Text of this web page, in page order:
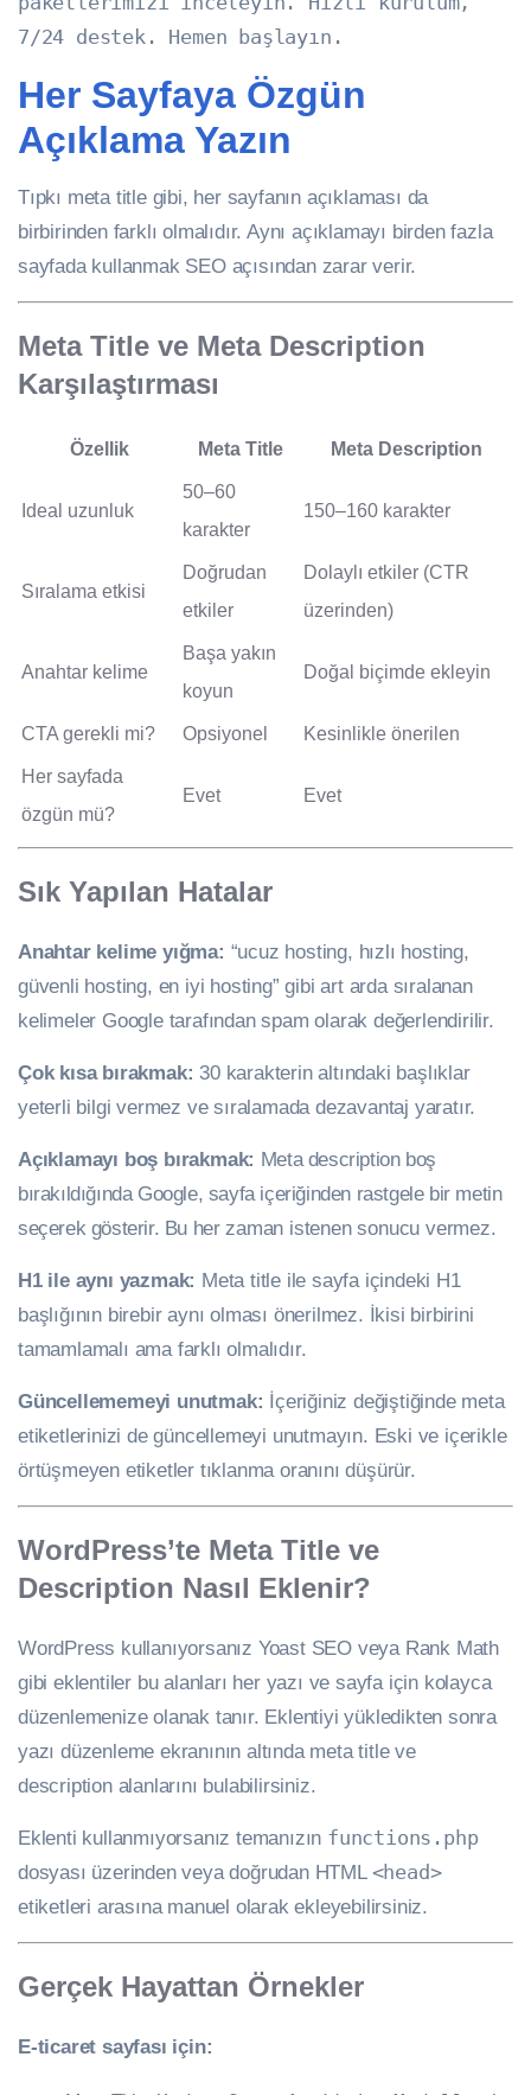
7/24 destek. Hemen başlayın.
Her Sayfaya Özgün
Açıklama Yazın
Tıpkı meta title gibi, her sayfanın açıklaması da
birbirinden farklı olmalıdır. Aynı açıklamayı birden fazla
sayfada kullanmak SEO açısından zarar verir.
Meta Title ve Meta Description
Karşılaştırması
Özellik Meta Title Meta Description
Ideal uzunluk
50–60
karakter
150–160 karakter
Sıralama etkisi
Doğrudan
etkiler
Dolaylı etkiler (CTR
üzerinden)
Anahtar kelime
Başa yakın
koyun
Doğal biçimde ekleyin
CTA gerekli mi? Opsiyonel Kesinlikle önerilen
Her sayfada
özgün mü?
Evet Evet
Sık Yapılan Hatalar
Anahtar kelime yığma: “ucuz hosting, hızlı hosting,
güvenli hosting, en iyi hosting” gibi art arda sıralanan
kelimeler Google tarafından spam olarak değerlendirilir.
Çok kısa bırakmak: 30 karakterin altındaki başlıklar
yeterli bilgi vermez ve sıralamada dezavantaj yaratır.
Açıklamayı boş bırakmak: Meta description boş
bırakıldığında Google, sayfa içeriğinden rastgele bir metin
seçerek gösterir. Bu her zaman istenen sonucu vermez.
H1 ile aynı yazmak: Meta title ile sayfa içindeki H1
başlığının birebir aynı olması önerilmez. İkisi birbirini
tamamlamalı ama farklı olmalıdır.
Güncellememeyi unutmak: İçeriğiniz değiştiğinde meta
etiketlerinizi de güncellemeyi unutmayın. Eski ve içerikle
örtüşmeyen etiketler tıklanma oranını düşürür.
WordPress’te Meta Title ve
Description Nasıl Eklenir?
WordPress kullanıyorsanız Yoast SEO veya Rank Math
gibi eklentiler bu alanları her yazı ve sayfa için kolayca
düzenlemenize olanak tanır. Eklentiyi yükledikten sonra
yazı düzenleme ekranının altında meta title ve
description alanlarını bulabilirsiniz.
Eklenti kullanmıyorsanız temanızın functions.php
dosyası üzerinden veya doğrudan HTML <head>
etiketleri arasına manuel olarak ekleyebilirsiniz.
Gerçek Hayattan Örnekler
E-ticaret sayfası için: